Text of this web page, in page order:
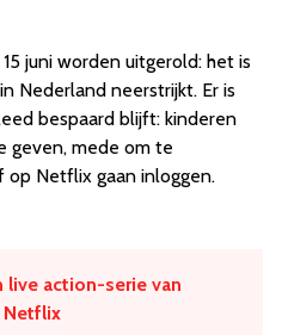
juni worden uitgerold: het is
Nederland neerstrijkt. Er is
bespaard blijft: kinderen
geven, mede om te
Netflix gaan inloggen.
live action-serie van
Netflix